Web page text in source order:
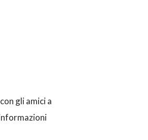
gli amici a